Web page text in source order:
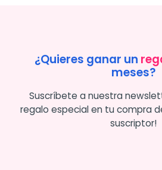
¿Quieres ganar un
meses?
Suscríbete a nuestra
regalo especial en tu compra
suscriptor!